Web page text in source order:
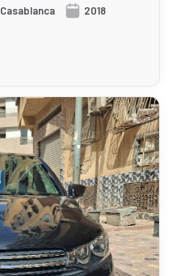
Casablanca 2018